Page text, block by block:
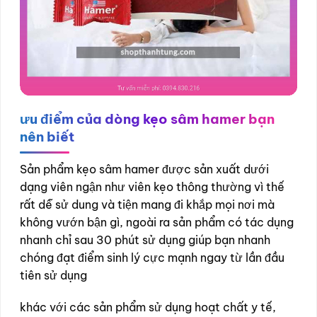
ưu điểm của dòng kẹo sâm hamer bạn
nên biết
Sản phẩm kẹo sâm hamer được sản xuất dưới
dạng viên ngận như viên kẹo thông thường vì thế
rất dễ sử dung và tiện mang đi khắp mọi nơi mà
không vướn bận gì, ngoài ra sản phẩm có tác dụng
nhanh chỉ sau 30 phút sử dụng giúp bạn nhanh
chóng đạt điểm sinh lý cực mạnh ngay từ lần đầu
tiên sử dụng
khác với các sản phẩm sử dụng hoạt chất y tế,